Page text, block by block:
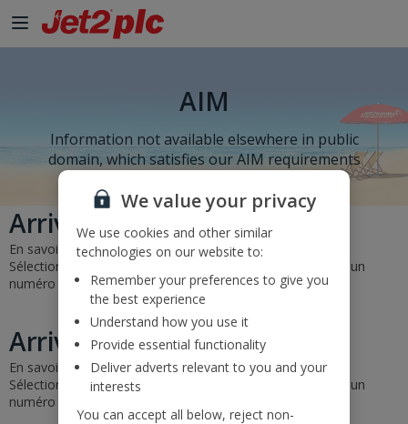
AIM
Information not available elsewhere in public
domain, which satisfies our AIM requirements
Arrivées et départs
En savoir plus sur les horaires et le statut de vos vols.
Sélectionnez un aéroport de départ et d'arrivée ou entrez un
numéro de vol et cliquez sur « Go ».
Arrivées et départs
En savoir plus sur les horaires et le statut de vos vols.
Sélectionnez un aéroport de départ et d'arrivée ou entrez un
numéro de vol et cliquez sur « Go ».
We value your privacy
We use cookies and other similar
technologies on our website to:
Remember your preferences to give you
the best experience
Understand how you use it
Provide essential functionality
Deliver adverts relevant to you and your
interests
You can accept all below, reject non-